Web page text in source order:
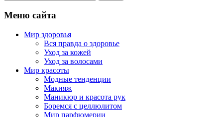
Меню сайта
Мир здоровья
Вся правда о здоровье
Уход за кожей
Уход за волосами
Мир красоты
Модные тенденции
Макияж
Маникюр и красота рук
Боремся с целлюлитом
Мир парфюмерии